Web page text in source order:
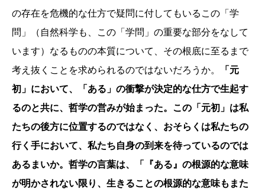
の存在を危機的な仕方で疑問に付してもいるこの「学
問」（自然科学も、この「学問」の重要な部分をなして
います）なるものの本質について、その根底に至るまで
考え抜くことを求められるのではないだろうか。
「元
初」において、「ある」の衝撃が決定的な仕方で生起す
るのと共に、哲学の営みが始まった。この「元初」は私
たちの後方に位置するのではなく、おそらくは私たちの
行く手において、私たち自身の到来を待っているのでは
あるまいか。哲学の言葉は、「『ある』の根源的な意味
が明かされない限り、生きることの根源的な意味もまた